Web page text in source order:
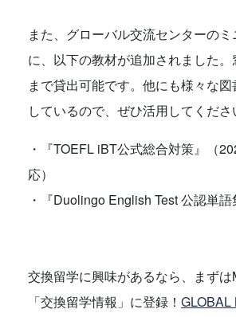
また、グローバル交流センターの
に、以下の教材が追加されました
まで貸出可能です。他にも様々な
しているので、ぜひ活用してくださ
・『TOEFL iBT公式総合対策』（
応）
・『Duolingo English Test 公認単語
交換留学に興味があるなら、まず
「交換留学情報」に登録！ GLOBAL